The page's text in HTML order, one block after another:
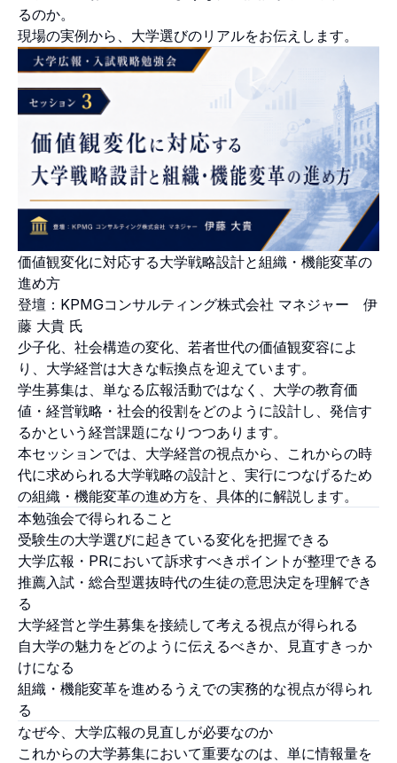
るのか。
現場の実例から、大学選びのリアルをお伝えします。
価値観変化に対応する大学戦略設計と組織・機能変革の
進め方
登壇：KPMGコンサルティング株式会社 マネジャー 伊
藤 大貴 氏
少子化、社会構造の変化、若者世代の価値観変容によ
り、大学経営は大きな転換点を迎えています。
学生募集は、単なる広報活動ではなく、大学の教育価
値・経営戦略・社会的役割をどのように設計し、発信す
るかという経営課題になりつつあります。
本セッションでは、大学経営の視点から、これからの時
代に求められる大学戦略の設計と、実行につなげるため
の組織・機能変革の進め方を、具体的に解説します。
本勉強会で得られること
受験生の大学選びに起きている変化を把握できる
大学広報・PRにおいて訴求すべきポイントが整理できる
推薦入試・総合型選抜時代の生徒の意思決定を理解でき
る
大学経営と学生募集を接続して考える視点が得られる
自大学の魅力をどのように伝えるべきか、見直すきっか
けになる
組織・機能変革を進めるうえでの実務的な視点が得られ
る
なぜ今、大学広報の見直しが必要なのか
これからの大学募集において重要なのは、単に情報量を